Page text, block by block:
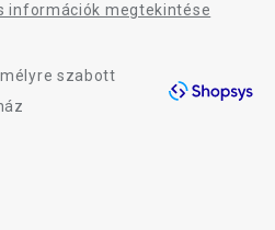
információk megtekintése
szabott